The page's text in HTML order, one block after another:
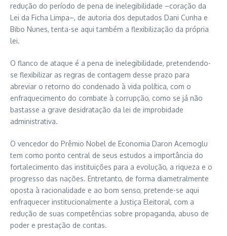
redução do período de pena de inelegibilidade –coração da
Lei da Ficha Limpa–, de autoria dos deputados Dani Cunha e
Bibo Nunes, tenta-se aqui também a flexibilização da própria
lei.
O flanco de ataque é a pena de inelegibilidade, pretendendo-
se flexibilizar as regras de contagem desse prazo para
abreviar o retorno do condenado à vida política, com o
enfraquecimento do combate à corrupção, como se já não
bastasse a grave desidratação da lei de improbidade
administrativa.
O vencedor do Prêmio Nobel de Economia Daron Acemoglu
tem como ponto central de seus estudos a importância do
fortalecimento das instituições para a evolução, a riqueza e o
progresso das nações. Entretanto, de forma diametralmente
oposta à racionalidade e ao bom senso, pretende-se aqui
enfraquecer institucionalmente a Justiça Eleitoral, com a
redução de suas competências sobre propaganda, abuso de
poder e prestação de contas.